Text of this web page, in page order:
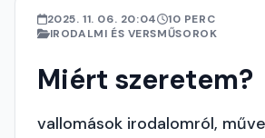
2025. 11. 06. 20:04
10 PERC
IRODALMI ÉS VERSMŰSOROK
Miért szeretem?
vallomások irodalomról,